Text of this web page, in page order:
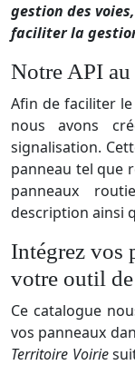
gestion des
faciliter la
Notre API
Afin de faciliter
nous avons
signalisation.
panneau tel que
panneaux
description ainsi
Intégrez vos
votre outil
Ce catalogue
vos panneaux
Territoire Voirie